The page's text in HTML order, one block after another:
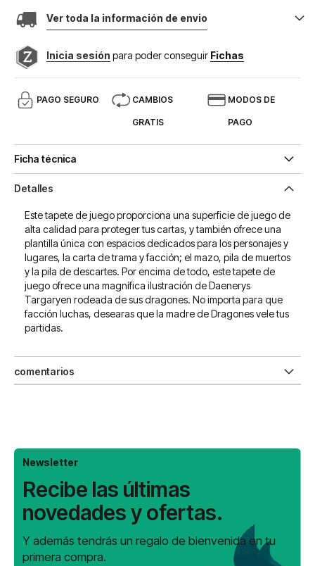
Ver toda la información de envio
Inicia sesión para poder conseguir Fichas
PAGO SEGURO CAMBIOS
GRATIS
MODOS DE
PAGO
Ficha técnica
Detalles
Este tapete de juego proporciona una superficie de juego de
alta calidad para proteger tus cartas, y también ofrece una
plantilla única con espacios dedicados para los personajes y
lugares, la carta de trama y facción; el mazo, pila de muertos
y la pila de descartes. Por encima de todo, este tapete de
juego ofrece una magnífica ilustración de Daenerys
Targaryen rodeada de sus dragones. No importa para que
facción luchas, desearas que la madre de Dragones vele tus
partidas.
comentarios
Newsletter
Recibe las últimas
novedades y ofertas.
Y además tendrás un regalo de bienvenida en tu
primera compra.